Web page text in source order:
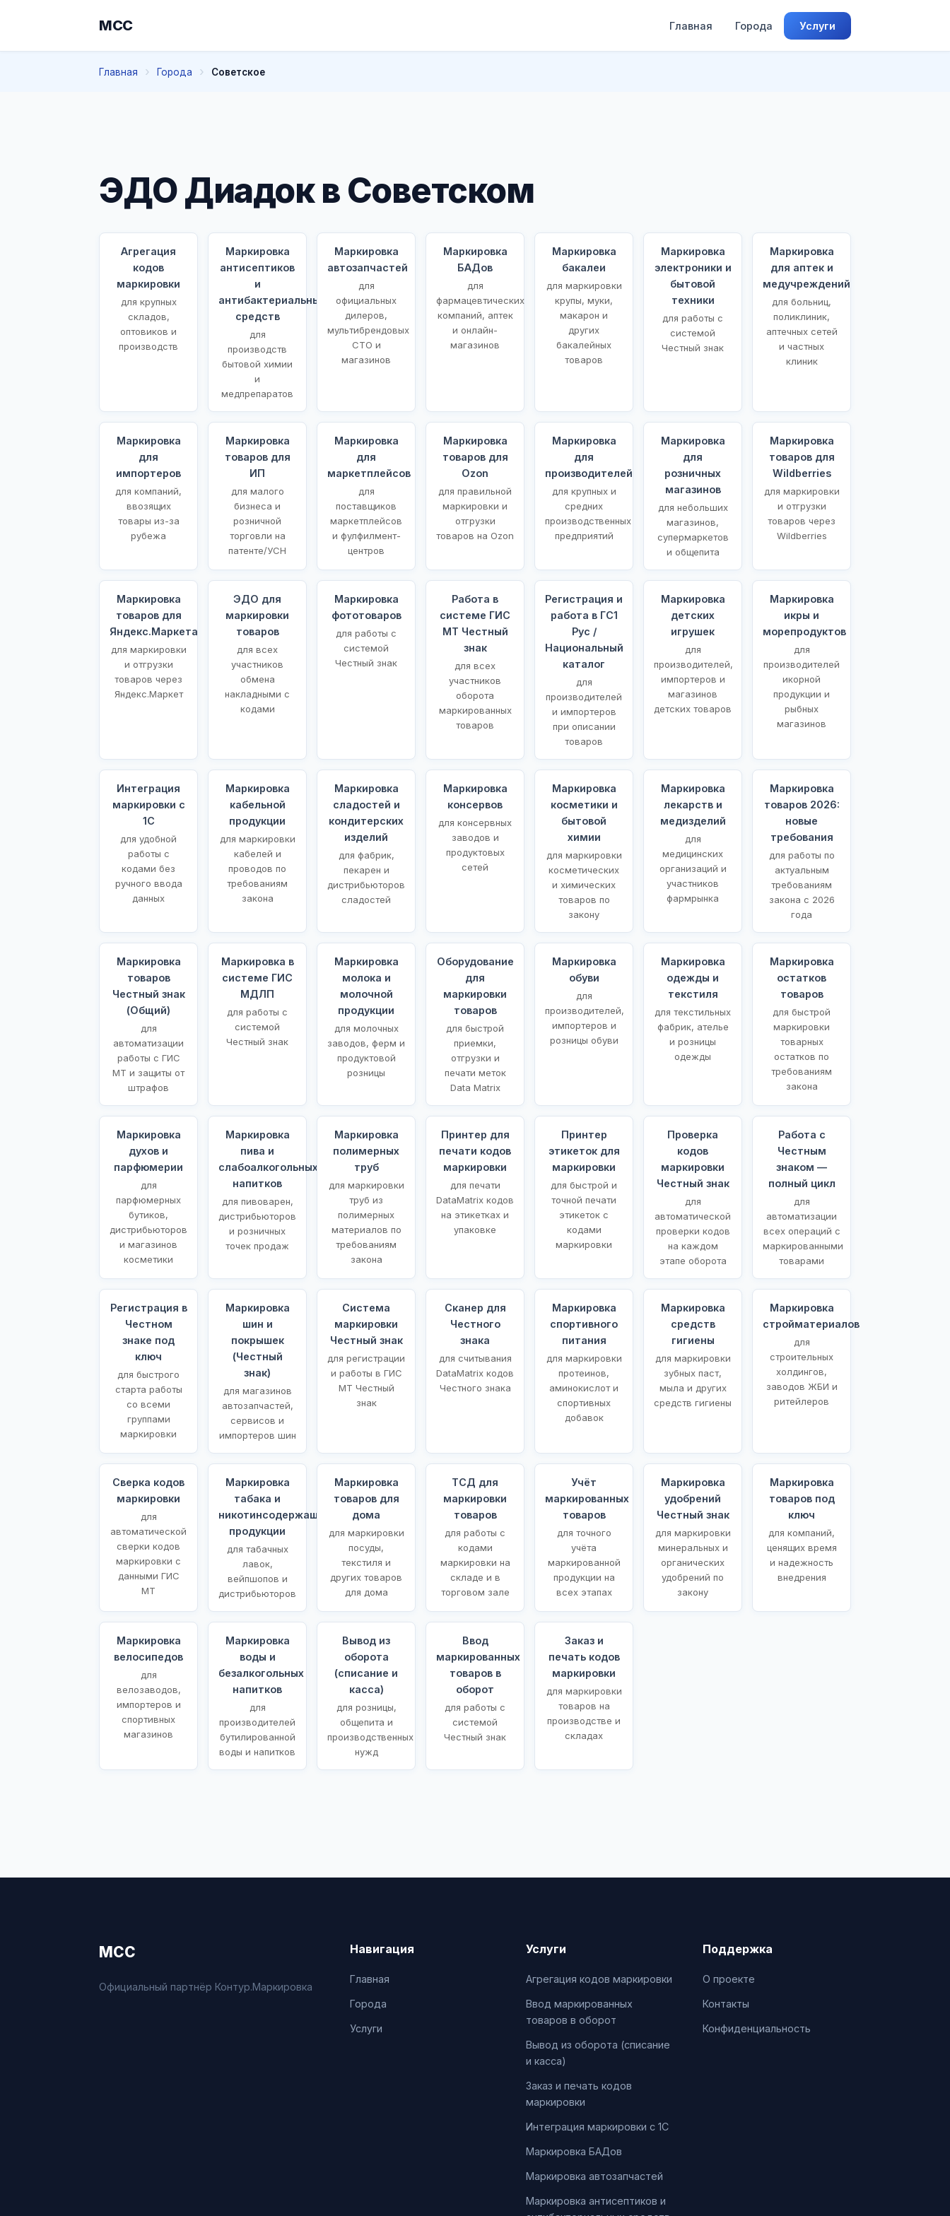
МСС Главная Города Услуги
Главная Города Советское
ЭДО Диадок в Советском
Агрегация
кодов
маркировки
для крупных
складов,
оптовиков и
производств
Маркировка
антисептиков
и
антибактериальных
средств
для
производств
бытовой химии
и
медпрепаратов
Маркировка
автозапчастей
для
официальных
дилеров,
мультибрендовых
СТО и
магазинов
Маркировка
БАДов
для
фармацевтических
компаний, аптек
и онлайн-
магазинов
Маркировка
бакалеи
для маркировки
крупы, муки,
макарон и
других
бакалейных
товаров
Маркировка
электроники и
бытовой
техники
для работы с
системой
Честный знак
Маркировка
для аптек и
медучреждений
для больниц,
поликлиник,
аптечных сетей
и частных
клиник
Маркировка
для
импортеров
для компаний,
ввозящих
товары из-за
рубежа
Маркировка
товаров для
ИП
для малого
бизнеса и
розничной
торговли на
патенте/УСН
Маркировка
для
маркетплейсов
для
поставщиков
маркетплейсов
и фулфилмент-
центров
Маркировка
товаров для
Ozon
для правильной
маркировки и
отгрузки
товаров на Ozon
Маркировка
для
производителей
для крупных и
средних
производственных
предприятий
Маркировка
для
розничных
магазинов
для небольших
магазинов,
супермаркетов
и общепита
Маркировка
товаров для
Wildberries
для маркировки
и отгрузки
товаров через
Wildberries
Маркировка
товаров для
Яндекс.Маркета
для маркировки
и отгрузки
товаров через
Яндекс.Маркет
ЭДО для
маркировки
товаров
для всех
участников
обмена
накладными с
кодами
Маркировка
фототоваров
для работы с
системой
Честный знак
Работа в
системе ГИС
МТ Честный
знак
для всех
участников
оборота
маркированных
товаров
Регистрация и
работа в ГС1
Рус /
Национальный
каталог
для
производителей
и импортеров
при описании
товаров
Маркировка
детских
игрушек
для
производителей,
импортеров и
магазинов
детских товаров
Маркировка
икры и
морепродуктов
для
производителей
икорной
продукции и
рыбных
магазинов
Интеграция
маркировки с
1С
для удобной
работы с
кодами без
ручного ввода
данных
Маркировка
кабельной
продукции
для маркировки
кабелей и
проводов по
требованиям
закона
Маркировка
сладостей и
кондитерских
изделий
для фабрик,
пекарен и
дистрибьюторов
сладостей
Маркировка
консервов
для консервных
заводов и
продуктовых
сетей
Маркировка
косметики и
бытовой
химии
для маркировки
косметических
и химических
товаров по
закону
Маркировка
лекарств и
медизделий
для
медицинских
организаций и
участников
фармрынка
Маркировка
товаров 2026:
новые
требования
для работы по
актуальным
требованиям
закона с 2026
года
Маркировка
товаров
Честный знак
(Общий)
для
автоматизации
работы с ГИС
МТ и защиты от
штрафов
Маркировка в
системе ГИС
МДЛП
для работы с
системой
Честный знак
Маркировка
молока и
молочной
продукции
для молочных
заводов, ферм и
продуктовой
розницы
Оборудование
для
маркировки
товаров
для быстрой
приемки,
отгрузки и
печати меток
Data Matrix
Маркировка
обуви
для
производителей,
импортеров и
розницы обуви
Маркировка
одежды и
текстиля
для текстильных
фабрик, ателье
и розницы
одежды
Маркировка
остатков
товаров
для быстрой
маркировки
товарных
остатков по
требованиям
закона
Маркировка
духов и
парфюмерии
для
парфюмерных
бутиков,
дистрибьюторов
и магазинов
косметики
Маркировка
пива и
слабоалкогольных
напитков
для пивоварен,
дистрибьюторов
и розничных
точек продаж
Маркировка
полимерных
труб
для маркировки
труб из
полимерных
материалов по
требованиям
закона
Принтер для
печати кодов
маркировки
для печати
DataMatrix кодов
на этикетках и
упаковке
Принтер
этикеток для
маркировки
для быстрой и
точной печати
этикеток с
кодами
маркировки
Проверка
кодов
маркировки
Честный знак
для
автоматической
проверки кодов
на каждом
этапе оборота
Работа с
Честным
знаком —
полный цикл
для
автоматизации
всех операций с
маркированными
товарами
Регистрация в
Честном
знаке под
ключ
для быстрого
старта работы
со всеми
группами
маркировки
Маркировка
шин и
покрышек
(Честный
знак)
для магазинов
автозапчастей,
сервисов и
импортеров шин
Система
маркировки
Честный знак
для регистрации
и работы в ГИС
МТ Честный
знак
Сканер для
Честного
знака
для считывания
DataMatrix кодов
Честного знака
Маркировка
спортивного
питания
для маркировки
протеинов,
аминокислот и
спортивных
добавок
Маркировка
средств
гигиены
для маркировки
зубных паст,
мыла и других
средств гигиены
Маркировка
стройматериалов
для
строительных
холдингов,
заводов ЖБИ и
ритейлеров
Сверка кодов
маркировки
для
автоматической
сверки кодов
маркировки с
данными ГИС
МТ
Маркировка
табака и
никотинсодержащей
продукции
для табачных
лавок,
вейпшопов и
дистрибьюторов
Маркировка
товаров для
дома
для маркировки
посуды,
текстиля и
других товаров
для дома
ТСД для
маркировки
товаров
для работы с
кодами
маркировки на
складе и в
торговом зале
Учёт
маркированных
товаров
для точного
учёта
маркированной
продукции на
всех этапах
Маркировка
удобрений
Честный знак
для маркировки
минеральных и
органических
удобрений по
закону
Маркировка
товаров под
ключ
для компаний,
ценящих время
и надежность
внедрения
Маркировка
велосипедов
для
велозаводов,
импортеров и
спортивных
магазинов
Маркировка
воды и
безалкогольных
напитков
для
производителей
бутилированной
воды и напитков
Вывод из
оборота
(списание и
касса)
для розницы,
общепита и
производственных
нужд
Ввод
маркированных
товаров в
оборот
для работы с
системой
Честный знак
Заказ и
печать кодов
маркировки
для маркировки
товаров на
производстве и
складах
МСС
Официальный партнёр Контур.Маркировка
Навигация
Главная
Города
Услуги
Услуги
Агрегация кодов маркировки
Ввод маркированных
товаров в оборот
Вывод из оборота (списание
и касса)
Заказ и печать кодов
маркировки
Интеграция маркировки с 1С
Маркировка БАДов
Маркировка автозапчастей
Маркировка антисептиков и
Поддержка
О проекте
Контакты
Конфиденциальность